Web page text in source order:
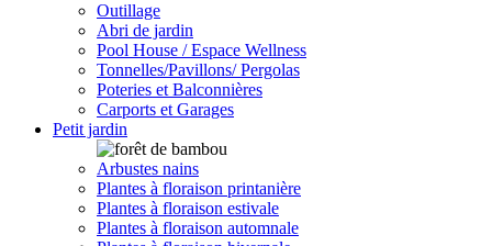
Outillage
Abri de jardin
Pool House / Espace Wellness
Tonnelles/Pavillons/ Pergolas
Poteries et Balconnières
Carports et Garages
Petit jardin
Arbustes nains
Plantes à floraison printanière
Plantes à floraison estivale
Plantes à floraison automnale